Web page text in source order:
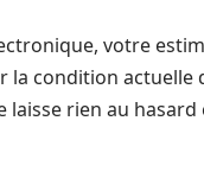
votre
la condition
laisse rien au